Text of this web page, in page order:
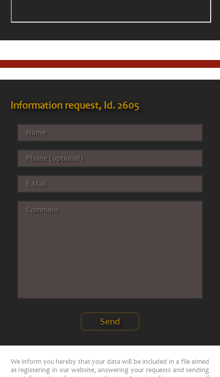
Information request, Id. 2605
We inform you hereby that your data will be included in a file aimed
at registering in our website, answering your requests and sending